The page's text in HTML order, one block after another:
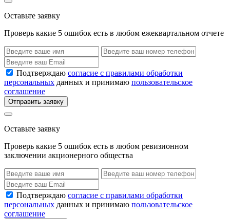
Оставьте заявку
Проверь какие 5 ошибок есть в любом ежеквартальном отчете
Подтверждаю согласие с правилами обработки
персональных данных и принимаю пользовательское
соглашение
Отправить заявку
Оставьте заявку
Проверь какие 5 ошибок есть в любом ревизионном
заключении акционерного общества
Подтверждаю согласие с правилами обработки
персональных данных и принимаю пользовательское
соглашение